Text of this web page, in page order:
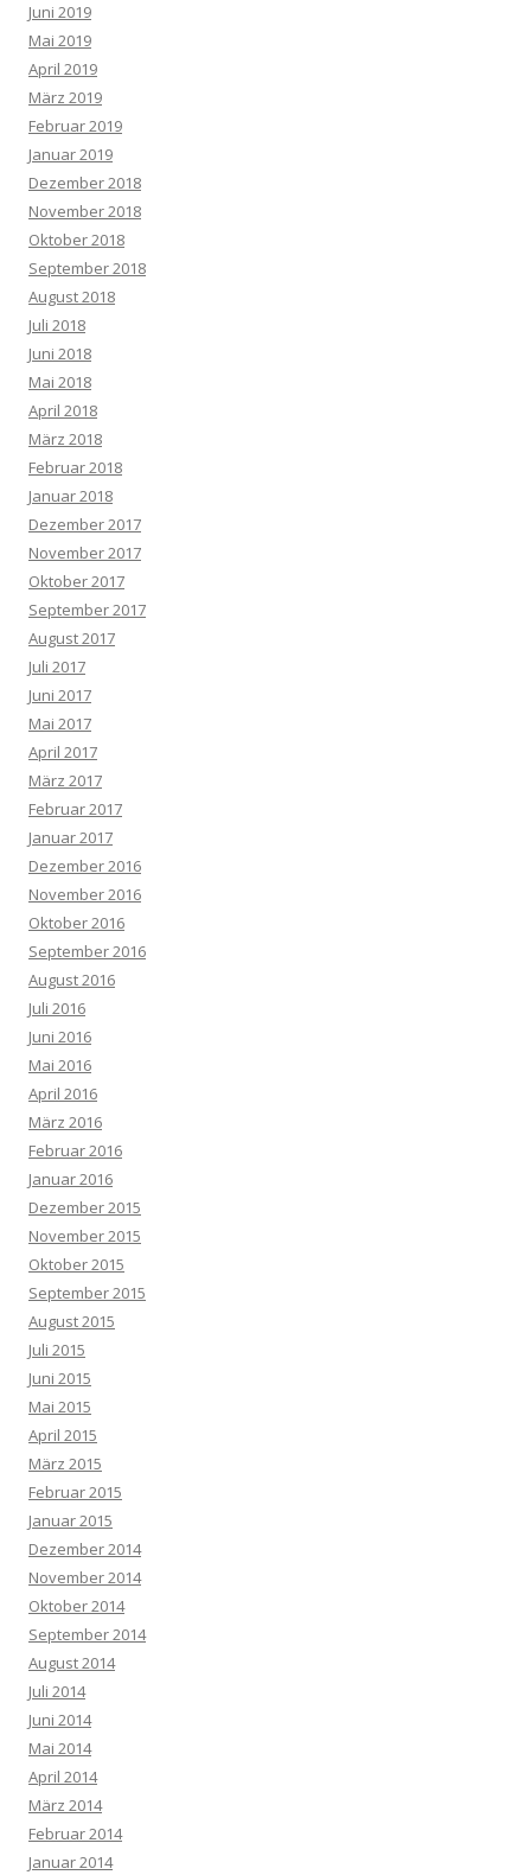
Juni 2019
Mai 2019
April 2019
März 2019
Februar 2019
Januar 2019
Dezember 2018
November 2018
Oktober 2018
September 2018
August 2018
Juli 2018
Juni 2018
Mai 2018
April 2018
März 2018
Februar 2018
Januar 2018
Dezember 2017
November 2017
Oktober 2017
September 2017
August 2017
Juli 2017
Juni 2017
Mai 2017
April 2017
März 2017
Februar 2017
Januar 2017
Dezember 2016
November 2016
Oktober 2016
September 2016
August 2016
Juli 2016
Juni 2016
Mai 2016
April 2016
März 2016
Februar 2016
Januar 2016
Dezember 2015
November 2015
Oktober 2015
September 2015
August 2015
Juli 2015
Juni 2015
Mai 2015
April 2015
März 2015
Februar 2015
Januar 2015
Dezember 2014
November 2014
Oktober 2014
September 2014
August 2014
Juli 2014
Juni 2014
Mai 2014
April 2014
März 2014
Februar 2014
Januar 2014